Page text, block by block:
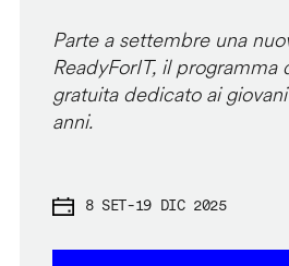
Parte a settembre una
ReadyForIT, il programma
gratuita dedicato ai
anni.
8 SET-19 DIC 2025